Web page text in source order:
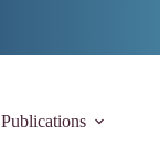
Publications